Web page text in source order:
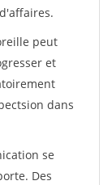
peut
et
dans
se
Des